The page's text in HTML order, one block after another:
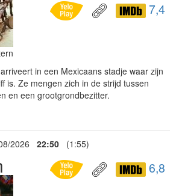
7,4
in een Mexicaans stadje waar zijn
is. Ze mengen zich in de strijd tussen
en een grootgrondbezitter.
2026 22:50 (1:55)
6,8